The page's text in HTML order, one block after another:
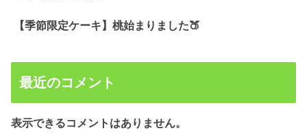
【季節限定ケーキ】桃始まりました🍑
最近のコメント
表示できるコメントはありません。